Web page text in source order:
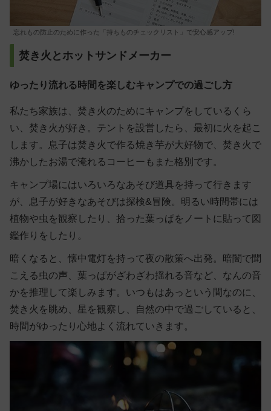
忘れもの防止のために作った「持ちものチェックリスト」で安心感アップ!
焚き火とホットサンドメーカー
ゆったり流れる時間を楽しむキャンプでの過ごし方
私たち家族は、焚き火のためにキャンプをしているくら
い、焚き火が好き。テントを設営したら、最初に火を起こ
します。息子は焚き火で作る焼き芋が大好物で、焚き火で
沸かしたお湯で淹れるコーヒーもまた格別です。
キャンプ場にはいろいろなあそび道具を持って行きます
が、息子が好きなあそびは探検&冒険。明るい時間帯には
植物や虫を観察したり、拾った葉っぱをノートに貼って図
鑑作りをしたり。
暗くなると、懐中電灯を持って夜の散策へ出発。暗闇で聞
こえる虫の声、葉っぱがざわざわ揺れる音など、なんの音
かを推理して楽しみます。いつもはあっという間なのに、
焚き火を眺め、星を観察し、自然の中で過ごしていると、
時間がゆったり心地よく流れていきます。